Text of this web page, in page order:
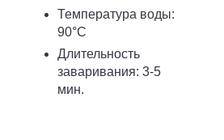
Температура воды:
90°С
Длительность
заваривания: 3-5
мин.